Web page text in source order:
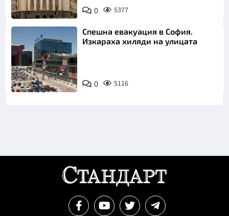
0 5377
Спешна евакуация в София.
Изкараха хиляди на улицата
0 5116